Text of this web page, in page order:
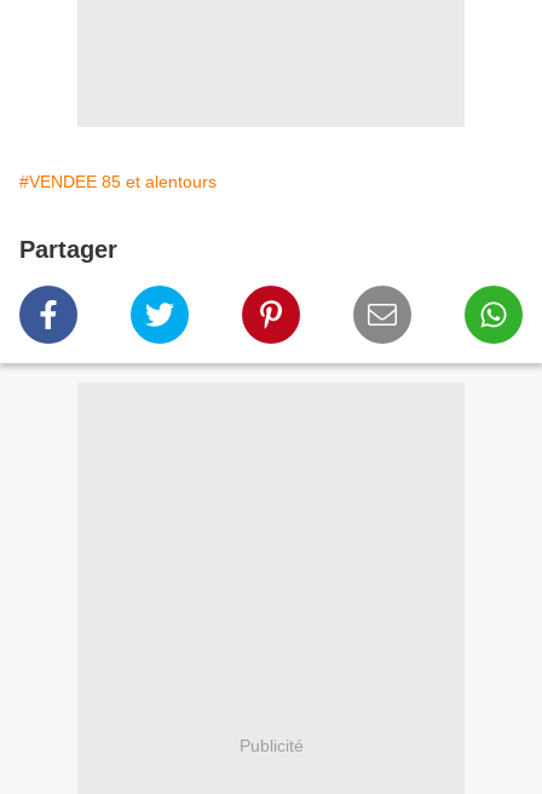
#VENDEE 85 et alentours
Partager
Publicité